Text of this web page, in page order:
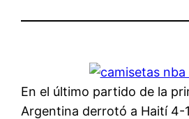
En el último partido de la
Argentina derrotó a Haití 4-